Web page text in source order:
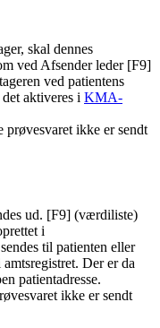
skal dennes
ved Afsender leder [F9]
ved patientens
aktiveres i KMA-
ikke er sendt
ud. [F9] (værdiliste)
i
til patienten eller
Der er da
patientadresse.
ikke er sendt